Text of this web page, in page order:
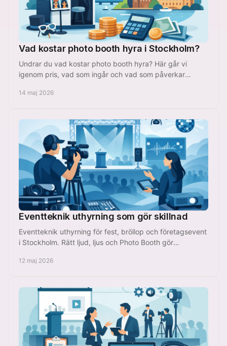
Vad kostar photo booth hyra i Stockholm?
Undrar du vad kostar photo booth hyra? Här går vi
igenom pris, vad som ingår och vad som påverkar
14 maj 2026
Eventteknik uthyrning som gör skillnad
Eventteknik uthyrning för fest, bröllop och företagsevent
i Stockholm. Rätt ljud, ljus och Photo Booth gör
12 maj 2026